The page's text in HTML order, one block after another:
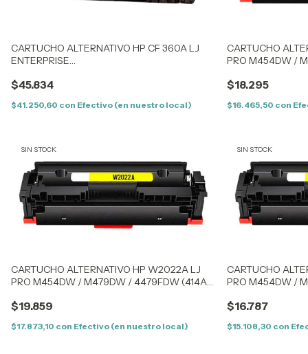
CARTUCHO ALTERNATIVO HP CF 360A LJ
ENTERPRISE
(508A)- BLACK - (CF360A)
$45.834
$41.250,60 con Efectivo (en nuestro local)
CARTUCHO
PRO M454DW /
$18.295
$16.465,50 con
SIN STOCK
CARTUCHO ALTERNATIVO HP W2022A LJ
PRO M454DW / M479DW / 4479FDW (414AY)
$19.859
$17.873,10 con Efectivo (en nuestro local)
SIN STOCK
CARTUCHO
PRO M454DW /
$16.787
$15.108,30 con